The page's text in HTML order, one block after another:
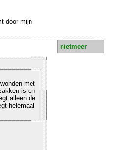
door mijn
nietmeer
met
is en
alleen de
helemaal